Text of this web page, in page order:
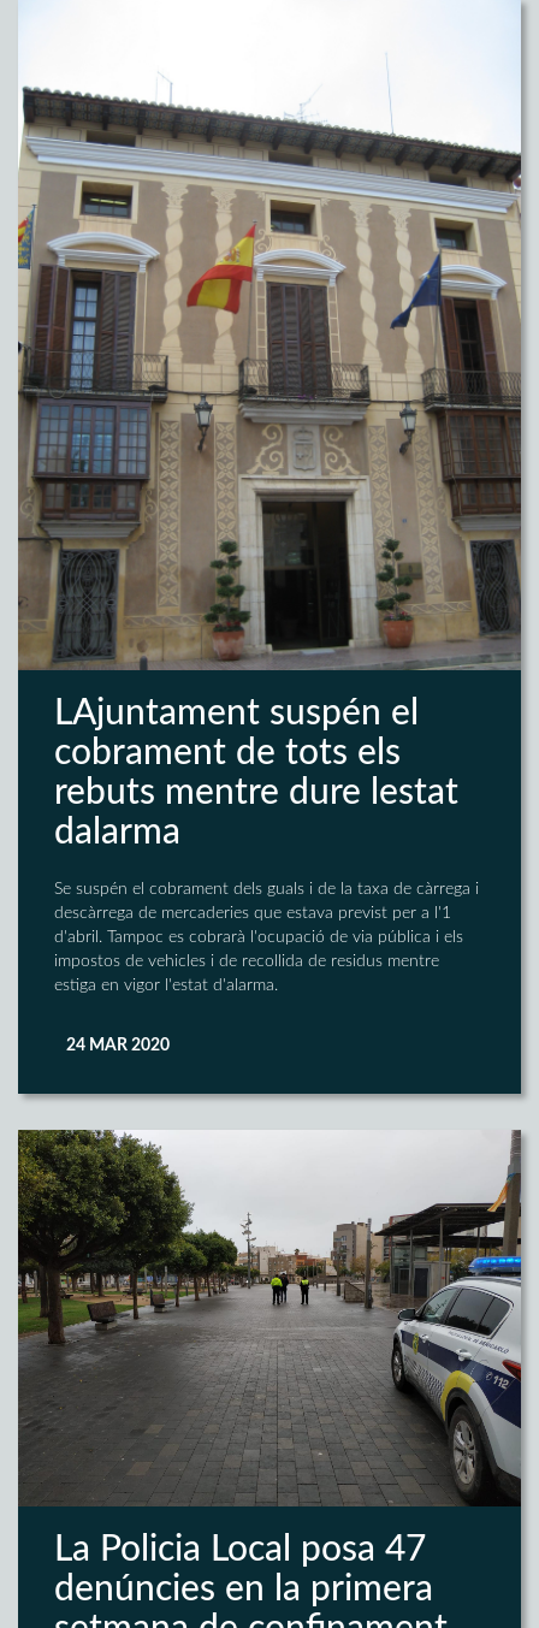
LAjuntament suspén el
cobrament de tots els
rebuts mentre dure lestat
dalarma
Se suspén el cobrament dels guals i de la taxa de càrrega i
descàrrega de mercaderies que estava previst per a l'1
d'abril. Tampoc es cobrarà l'ocupació de via pública i els
impostos de vehicles i de recollida de residus mentre
estiga en vigor l'estat d'alarma.
24 MAR 2020
La Policia Local posa 47
denúncies en la primera